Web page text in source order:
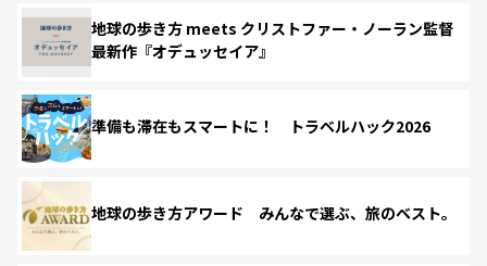
地球の歩き方 meets クリストファー・ノーラン監督
最新作『オデュッセイア』
準備も滞在もスマートに！ トラベルハック2026
地球の歩き方アワード みんなで選ぶ、旅のベスト。